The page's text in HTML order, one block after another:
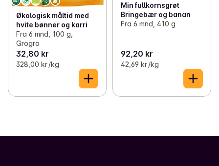
Økologisk måltid med
hvite bønner og karri
Fra 6 mnd, 100 g,
Grogro
32,80 kr
328,00 kr /kg
Min fullkornsgrøt
Bringebær og banan
Fra 6 mnd, 410 g
92,20 kr
42,69 kr /kg